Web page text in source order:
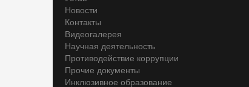
Новости
Контакты
Видеогалерея
Научная деятельность
Противодействие коррупции
Прочие документы
Инклюзивное образование